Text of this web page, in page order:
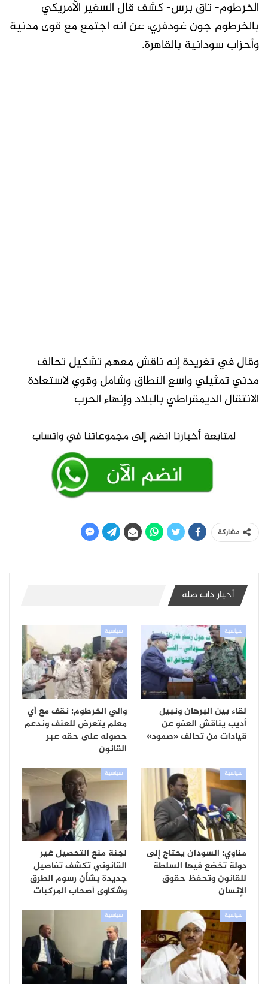
الخرطوم- تاق برس- كشف قال السفير الأمريكي
بالخرطوم جون غودفري، عن انه اجتمع مع قوى مدنية
وأحزاب سودانية بالقاهرة.
وقال في تغريدة إنه ناقش معهم تشكيل تحالف
مدني تمثيلي واسع النطاق وشامل وقوي لاستعادة
الانتقال الديمقراطي بالبلاد وإنهاء الحرب
مشاركة
أخبار ذات صلة
سياسية
لقاء بين البرهان ونبيل
أديب يناقش العفو عن
قيادات من تحالف «صمود»
سياسية
والي الخرطوم: نقف مع أي
معلم يتعرض للعنف وندعم
حصوله على حقه عبر
القانون
سياسية
مناوي: السودان يحتاج إلى
دولة تخضع فيها السلطة
للقانون وتحفظ حقوق
الإنسان
سياسية
لجنة منع التحصيل غير
القانوني تكشف تفاصيل
جديدة بشأن رسوم الطرق
وشكاوى أصحاب المركبات
سياسية سياسية